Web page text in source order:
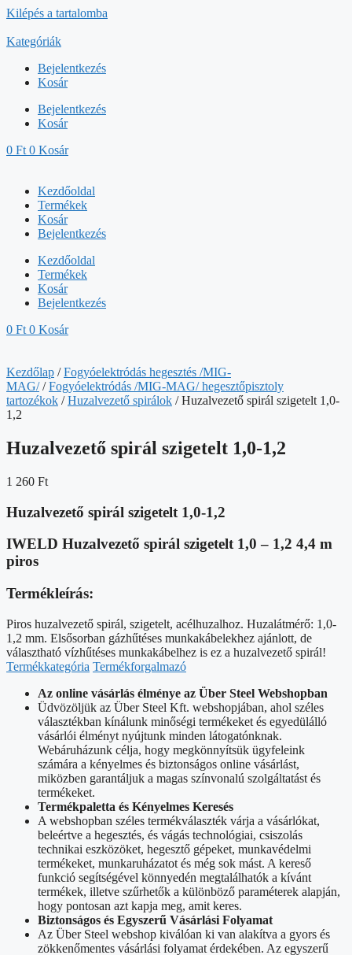
Kilépés a tartalomba
Kategóriák
Bejelentkezés
Kosár
Bejelentkezés
Kosár
0 Ft 0 Kosár
Kezdőoldal
Termékek
Kosár
Bejelentkezés
Kezdőoldal
Termékek
Kosár
Bejelentkezés
0 Ft 0 Kosár
Kezdőlap /Fogyóelektródás hegesztés /MIG-
MAG//Fogyóelektródás /MIG-MAG/ hegesztőpisztoly
tartozékok /Huzalvezető spirálok / Huzalvezető spirál szigetelt 1,0-
1,2
Huzalvezető spirál szigetelt 1,0-1,2
1 260 Ft
Huzalvezető spirál szigetelt 1,0-1,2
IWELD Huzalvezető spirál szigetelt 1,0 – 1,2 4,4 m
piros
Termékleírás:
Piros huzalvezető spirál, szigetelt, acélhuzalhoz. Huzalátmérő: 1,0-
1,2 mm. Elsősorban gázhűtéses munkakábelekhez ajánlott, de
választható vízhűtéses munkakábelhez is ez a huzalvezető spirál!
Termékkategória Termékforgalmazó
Az online vásárlás élménye az Über Steel Webshopban
Üdvözöljük az Über Steel Kft. webshopjában, ahol széles
választékban kínálunk minőségi termékeket és egyedülálló
vásárlói élményt nyújtunk minden látogatónknak.
Webáruházunk célja, hogy megkönnyítsük ügyfeleink
számára a kényelmes és biztonságos online vásárlást,
miközben garantáljuk a magas színvonalú szolgáltatást és
termékeket.
Termékpaletta és Kényelmes Keresés
A webshopban széles termékválaszték várja a vásárlókat,
beleértve a hegesztés, és vágás technológiai, csiszolás
technikai eszközöket, hegesztő gépeket, munkavédelmi
termékeket, munkaruházatot és még sok mást. A kereső
funkció segítségével könnyedén megtalálhatók a kívánt
termékek, illetve szűrhetők a különböző paraméterek alapján,
hogy pontosan azt kapja meg, amit keres.
Biztonságos és Egyszerű Vásárlási Folyamat
Az Über Steel webshop kiválóan ki van alakítva a gyors és
zökkenőmentes vásárlási folyamat érdekében. Az egyszerű